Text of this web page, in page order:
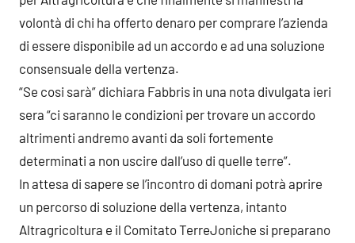
volontà di chi ha offerto denaro per comprare l’azienda
di essere disponibile ad un accordo e ad una soluzione
consensuale della vertenza.
“Se cosi sarà” dichiara Fabbris in una nota divulgata ieri
sera “ci saranno le condizioni per trovare un accordo
altrimenti andremo avanti da soli fortemente
determinati a non uscire dall’uso di quelle terre”.
In attesa di sapere se l’incontro di domani potrà aprire
un percorso di soluzione della vertenza, intanto
Altragricoltura e il Comitato TerreJoniche si preparano